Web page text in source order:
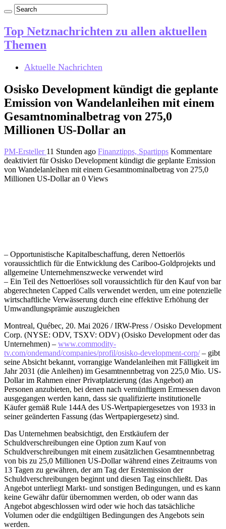
Top Netznachrichten zu allen aktuellen
Themen
Aktuelle Nachrichten
Osisko Development kündigt die geplante
Emission von Wandelanleihen mit einem
Gesamtnominalbetrag von 275,0
Millionen US-Dollar an
PM-Ersteller 11 Stunden ago Finanztipps, Spartipps Kommentare
deaktiviert für Osisko Development kündigt die geplante Emission
von Wandelanleihen mit einem Gesamtnominalbetrag von 275,0
Millionen US-Dollar an 0 Views
– Opportunistische Kapitalbeschaffung, deren Nettoerlös
voraussichtlich für die Entwicklung des Cariboo-Goldprojekts und
allgemeine Unternehmenszwecke verwendet wird
– Ein Teil des Nettoerlöses soll voraussichtlich für den Kauf von bar
abgerechneten Capped Calls verwendet werden, um eine potenzielle
wirtschaftliche Verwässerung durch eine effektive Erhöhung der
Umwandlungsprämie auszugleichen
Montreal, Québec, 20. Mai 2026 / IRW-Press / Osisko Development
Corp. (NYSE: ODV, TSXV: ODV) (Osisko Development oder das
Unternehmen) – www.commodity-
tv.com/ondemand/companies/profil/osisko-development-corp/– gibt
seine Absicht bekannt, vorrangige Wandelanleihen mit Fälligkeit im
Jahr 2031 (die Anleihen) im Gesamtnennbetrag von 225,0 Mio. US-
Dollar im Rahmen einer Privatplatzierung (das Angebot) an
Personen anzubieten, bei denen nach vernünftigem Ermessen davon
ausgegangen werden kann, dass sie qualifizierte institutionelle
Käufer gemäß Rule 144A des US-Wertpapiergesetzes von 1933 in
seiner geänderten Fassung (das Wertpapiergesetz) sind.
Das Unternehmen beabsichtigt, den Erstkäufern der
Schuldverschreibungen eine Option zum Kauf von
Schuldverschreibungen mit einem zusätzlichen Gesamtnennbetrag
von bis zu 25,0 Millionen US-Dollar während eines Zeitraums von
13 Tagen zu gewähren, der am Tag der Erstemission der
Schuldverschreibungen beginnt und diesen Tag einschließt. Das
Angebot unterliegt Markt- und sonstigen Bedingungen, und es kann
keine Gewähr dafür übernommen werden, ob oder wann das
Angebot abgeschlossen wird oder wie hoch das tatsächliche
Volumen oder die endgültigen Bedingungen des Angebots sein
werden.